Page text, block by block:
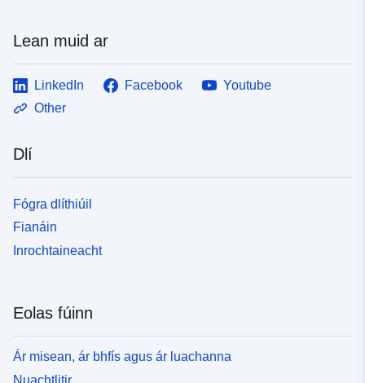
Lean muid ar
LinkedIn Facebook
Youtube
Other
Dlí
Fógra dlíthiúil
Fianáin
Inrochtaineacht
Eolas fúinn
Ár misean, ár bhfís agus ár luachanna
Nuachtlitir